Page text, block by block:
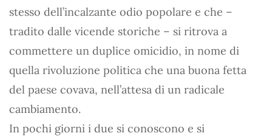
stesso dell’incalzante odio popolare e che –
tradito dalle vicende storiche – si ritrova a
commettere un duplice omicidio, in nome di
quella rivoluzione politica che una buona fetta
del paese covava, nell’attesa di un radicale
cambiamento.
In pochi giorni i due si conoscono e si